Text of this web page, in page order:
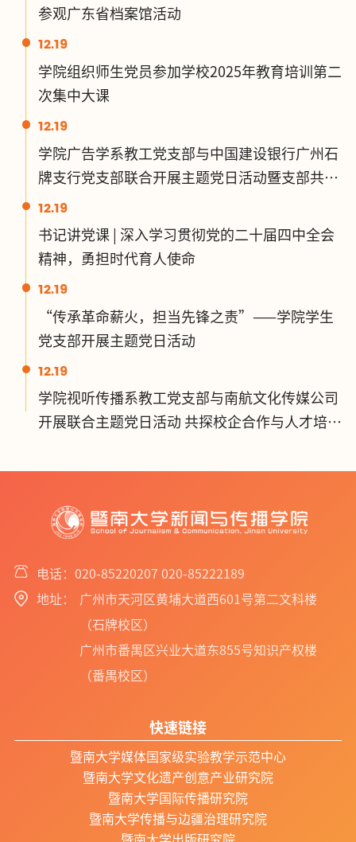
参观广东省档案馆活动
12.19
学院组织师生党员参加学校2025年教育培训第二
次集中大课
12.19
学院广告学系教工党支部与中国建设银行广州石
牌支行党支部联合开展主题党日活动暨支部共建
签约仪式
12.19
书记讲党课 | 深入学习贯彻党的二十届四中全会
精神，勇担时代育人使命
12.19
“传承革命薪火，担当先锋之责”——学院学生
党支部开展主题党日活动
12.19
学院视听传播系教工党支部与南航文化传媒公司
开展联合主题党日活动 共探校企合作与人才培养
电话：020-85220207 020-85222189
地址：
广州市天河区黄埔大道西601号第二文科楼
（石牌校区）
广州市番禺区兴业大道东855号知识产权楼
（番禺校区）
快速链接
暨南大学媒体国家级实验教学示范中心
暨南大学文化遗产创意产业研究院
暨南大学国际传播研究院
暨南大学传播与边疆治理研究院